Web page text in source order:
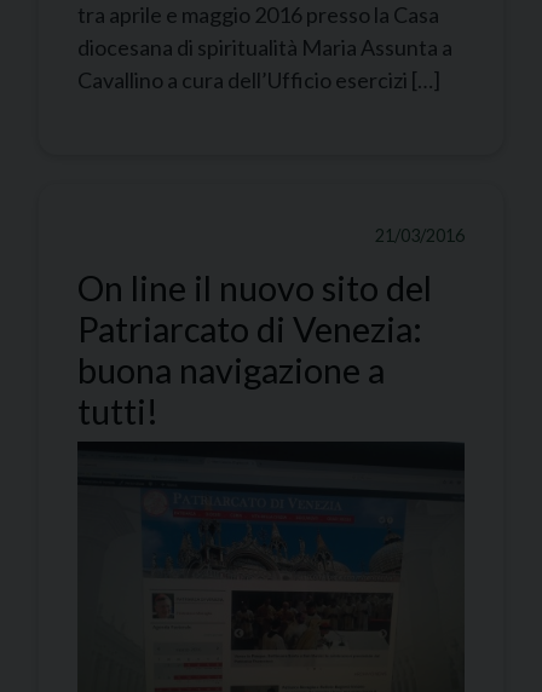
tra aprile e maggio 2016 presso la Casa
diocesana di spiritualità Maria Assunta a
Cavallino a cura dell’Ufficio esercizi […]
21/03/2016
On line il nuovo sito del
Patriarcato di Venezia:
buona navigazione a
tutti!